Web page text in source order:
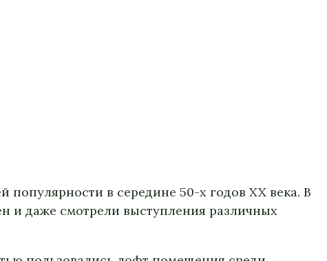
в середине 50-х годов XX века. В
и даже смотрели выступления различных